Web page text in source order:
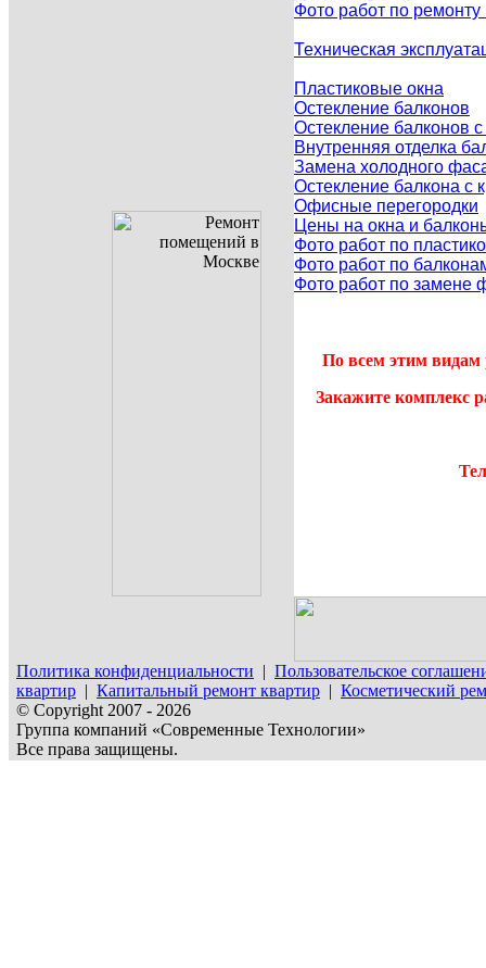
Фото работ по ремонту
Техническая
Пластиковые окна
Остекление балконов
Остекление балконов
Внутренняя отделка
Замена холодного
Остекление балкона с
Офисные перегородки
Цены на окна и
Фото работ по
Фото работ по
Фото работ по замене
По всем этим видам
Закажите комплекс
Политика конфиденциальности | Пользовательское
квартир | Капитальный ремонт квартир | Косметический
© Copyright 2007 - 2026
Группа компаний «Современные Технологии»
Все права защищены.